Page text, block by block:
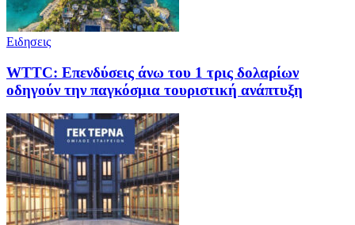
Ειδησεις
WTTC: Επενδύσεις άνω του 1 τρις δολαρίων
οδηγούν την παγκόσμια τουριστική ανάπτυξη